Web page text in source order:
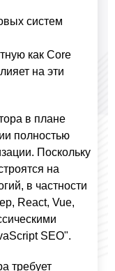
систем
как Core
на эти
в плане
полностью
Поскольку
на
в частности
React, Vue,
SEO".
требует